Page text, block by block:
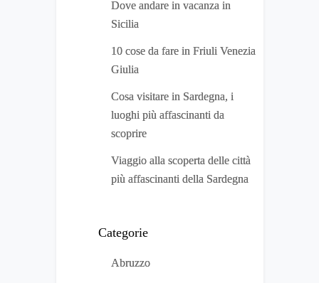
Dove andare in vacanza in
Sicilia
10 cose da fare in Friuli Venezia
Giulia
Cosa visitare in Sardegna, i
luoghi più affascinanti da
scoprire
Viaggio alla scoperta delle città
più affascinanti della Sardegna
Categorie
Abruzzo